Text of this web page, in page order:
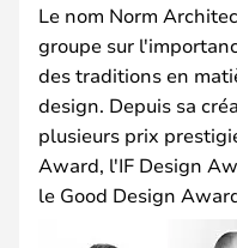
Le nom Norm
groupe sur
des traditions en
design. Depuis sa
plusieurs prix
Award, l'IF Design
le Good Design